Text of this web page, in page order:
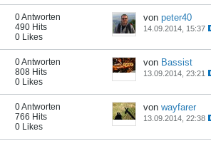
0 Antworten
490 Hits
0 Likes
von peter40
14.09.2014, 15:37
0 Antworten
808 Hits
0 Likes
von Bassist
13.09.2014, 23:21
0 Antworten
766 Hits
0 Likes
von wayfarer
13.09.2014, 22:38